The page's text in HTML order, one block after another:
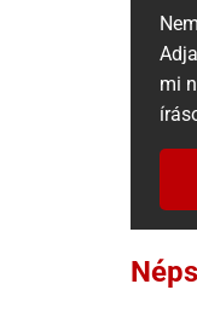
mi